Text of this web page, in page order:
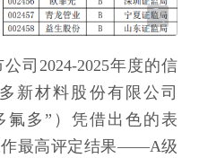
司2024-2025年度的信
新材料股份有限公司
氟多”）凭借出色的表
作最高评定结果——A级